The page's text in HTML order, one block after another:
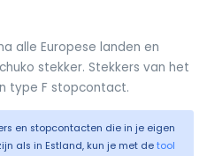
alle Europese landen en
stekker. Stekkers van het
type F stopcontact.
en stopcontacten die in je eigen
als in Estland, kun je met de tool